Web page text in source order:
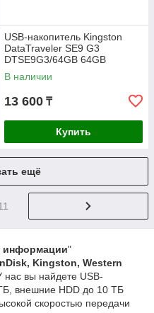
USB-накопитель Kingston
DataTraveler SE9 G3
DTSE9G3/64GB 64GB
Золотистый
В наличии
13 600 ₸
Купить
ещё
информации"
Kingston, Western
нас вы найдете USB-
внешние HDD до 10 ТБ
скоростью передачи